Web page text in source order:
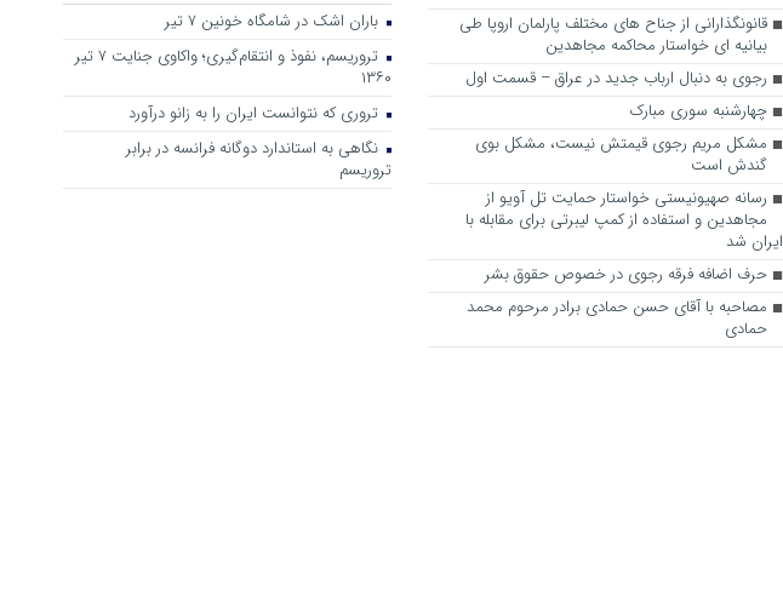
قانونگذارانی از جناح های مختلف پارلمان اروپا طی
بیانیه ای خواستار محاکمه مجاهدین
رجوی به دنبال ارباب جدید در عراق – قسمت اول
چهارشنبه سوری مبارک
مشکل مریم رجوی قیمتش نیست، مشکل بوی
گندش است
رسانه صهیونیستی خواستار حمایت تل آویو از
مجاهدین و استفاده از کمپ لیبرتی برای مقابله با
ایران شد
حرف اضافه فرقه رجوی در خصوص حقوق بشر
مصاحبه با آقای حسن حمادی برادر مرحوم محمد
حمادی
باران اشک در شامگاه خونین 7 تیر
تروریسم، نفوذ و انتقام‌گیری؛ واکاوی جنایت ۷ تیر
۱۳۶۰
تروری که نتوانست ایران را به زانو درآورد
نگاهی به استاندارد دوگانه فرانسه در برابر
تروریسم